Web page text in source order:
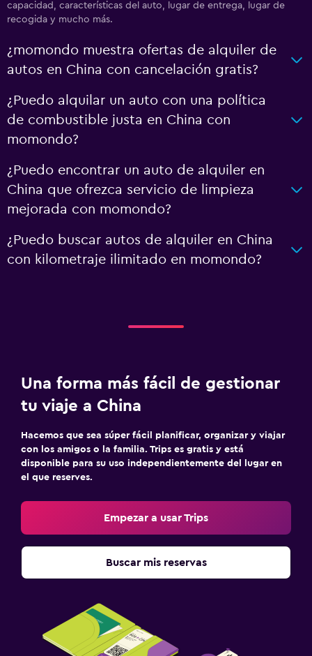
capacidad, características del auto, lugar de entrega, lugar de
recogida y mucho más.
¿momondo muestra ofertas de alquiler de
autos en China con cancelación gratis?
¿Puedo alquilar un auto con una política
de combustible justa en China con
momondo?
¿Puedo encontrar un auto de alquiler en
China que ofrezca servicio de limpieza
mejorada con momondo?
¿Puedo buscar autos de alquiler en China
con kilometraje ilimitado en momondo?
Una forma más fácil de gestionar
tu viaje a China
Hacemos que sea súper fácil planificar, organizar y viajar
con los amigos o la familia. Trips es gratis y está
disponible para su uso independientemente del lugar en
el que reserves.
Empezar a usar Trips
Buscar mis reservas